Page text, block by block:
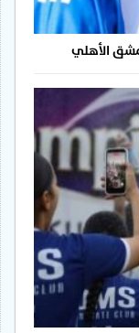
الأهلي